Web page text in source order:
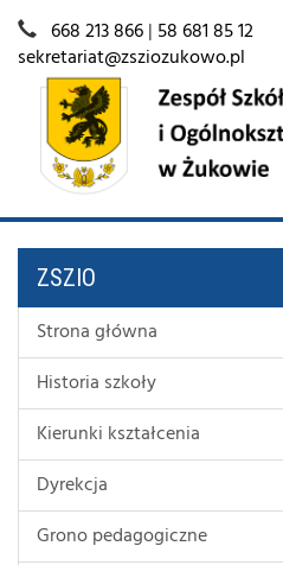
668 213 866| 58 681 85 12
sekretariat@zsziozukowo.pl
ZSZIO
Strona główna
Historia szkoły
Kierunki kształcenia
Dyrekcja
Grono pedagogiczne